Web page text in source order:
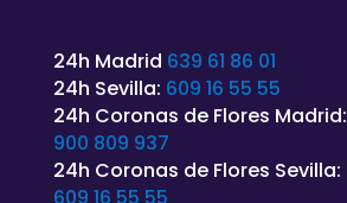
24h Madrid 639 61 86 01
24h Sevilla: 609 16 55 55
24h Coronas de Flores Madrid:
900 809 937
24h Coronas de Flores Sevilla:
609 16 55 55